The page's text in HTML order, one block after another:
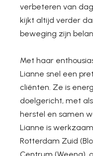
verbeteren van
kijkt altijd verder
beweging zijn
Met haar
Lianne snel een
cliënten. Ze is
doelgericht, met
herstel en samen
Lianne is
Rotterdam Zuid